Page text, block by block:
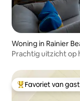
Woning in Rainier
Prachtig uitzicht op
toegestaan
Topfavoriet van
Favoriet van